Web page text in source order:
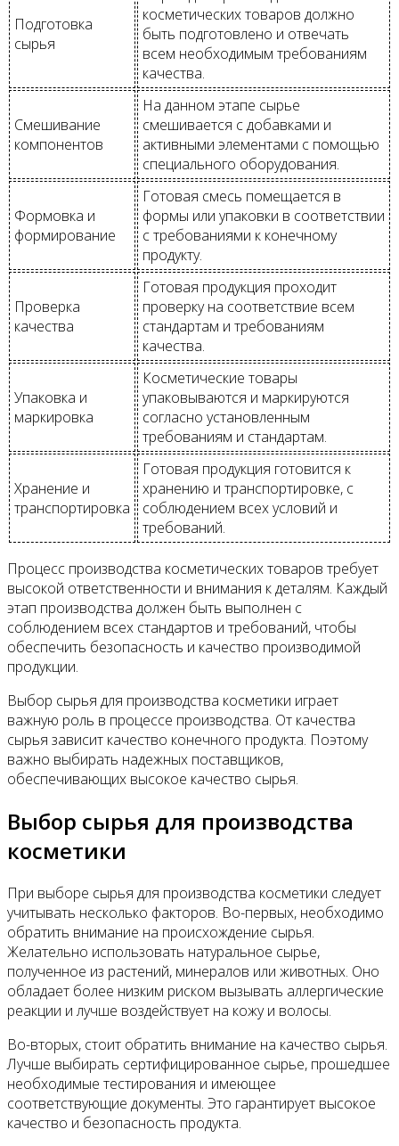
Подготовка
сырья
косметических товаров должно
быть подготовлено и отвечать
всем необходимым требованиям
качества.
Смешивание
компонентов
На данном этапе сырье
смешивается с добавками и
активными элементами с помощью
специального оборудования.
Формовка и
формирование
Готовая смесь помещается в
формы или упаковки в соответствии
с требованиями к конечному
продукту.
Проверка
качества
Готовая продукция проходит
проверку на соответствие всем
стандартам и требованиям
качества.
Упаковка и
маркировка
Косметические товары
упаковываются и маркируются
согласно установленным
требованиям и стандартам.
Хранение и
транспортировка
Готовая продукция готовится к
хранению и транспортировке, с
соблюдением всех условий и
требований.
Процесс производства косметических товаров требует
высокой ответственности и внимания к деталям. Каждый
этап производства должен быть выполнен с
соблюдением всех стандартов и требований, чтобы
обеспечить безопасность и качество производимой
продукции.
Выбор сырья для производства косметики играет
важную роль в процессе производства. От качества
сырья зависит качество конечного продукта. Поэтому
важно выбирать надежных поставщиков,
обеспечивающих высокое качество сырья.
Выбор сырья для производства
косметики
При выборе сырья для производства косметики следует
учитывать несколько факторов. Во-первых, необходимо
обратить внимание на происхождение сырья.
Желательно использовать натуральное сырье,
полученное из растений, минералов или животных. Оно
обладает более низким риском вызывать аллергические
реакции и лучше воздействует на кожу и волосы.
Во-вторых, стоит обратить внимание на качество сырья.
Лучше выбирать сертифицированное сырье, прошедшее
необходимые тестирования и имеющее
соответствующие документы. Это гарантирует высокое
качество и безопасность продукта.